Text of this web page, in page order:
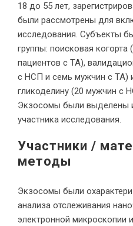
18 до 55 лет,
были рассмотрены для
исследования. Субъекты
группы: поисковая
пациентов с ТА),
с НСП и семь мужчин с ТА)
гликоделину (20 мужчин с
Экзосомы были выделены
участника исследования.
Участники /
методы
Экзосомы были
анализа отслеживания
электронной микроскопии